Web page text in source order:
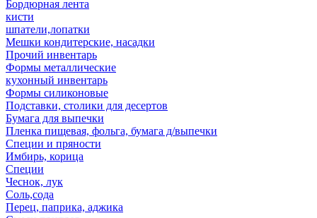
Бордюрная лента
кисти
шпатели,лопатки
Мешки кондитерские, насадки
Прочий инвентарь
Формы металлические
кухонный инвентарь
Формы силиконовые
Подставки, столики для десертов
Бумага для выпечки
Пленка пищевая, фольга, бумага д/выпечки
Специи и пряности
Имбирь, корица
Специи
Чеснок, лук
Соль,сода
Перец, паприка, аджика